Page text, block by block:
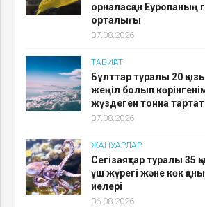
орналасқан Еуропаның
орталығы
07.08.2026
ТАБИҒАТ
Бұлттар туралы 20
жеңіл болып
жүздеген тонна
07.08.2026
ЖАНУАРЛАР
Сегізаяқтар туралы 35
үш жүрегі және көк
иелері
06.08.2026